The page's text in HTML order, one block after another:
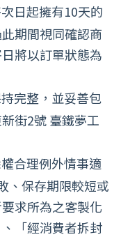
日起擁有10天的
期間視同確認商
將以訂單狀態為
完整，並妥善包
街2號 臺鐵夢工
合理例外情事適
、保存期限較短或
求所為之客製化
「經消費者拆封